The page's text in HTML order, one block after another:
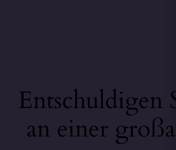
Entschuldigen
an einer